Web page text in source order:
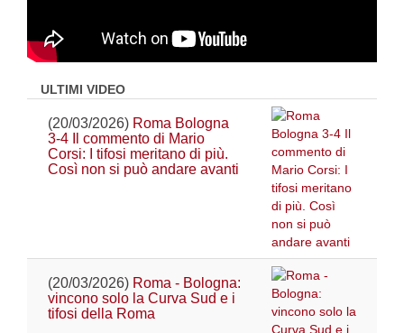
ULTIMI VIDEO
(20/03/2026) Roma Bologna
3-4 Il commento di Mario
Corsi: I tifosi meritano di più.
Così non si può andare avanti
(20/03/2026) Roma - Bologna:
vincono solo la Curva Sud e i
tifosi della Roma